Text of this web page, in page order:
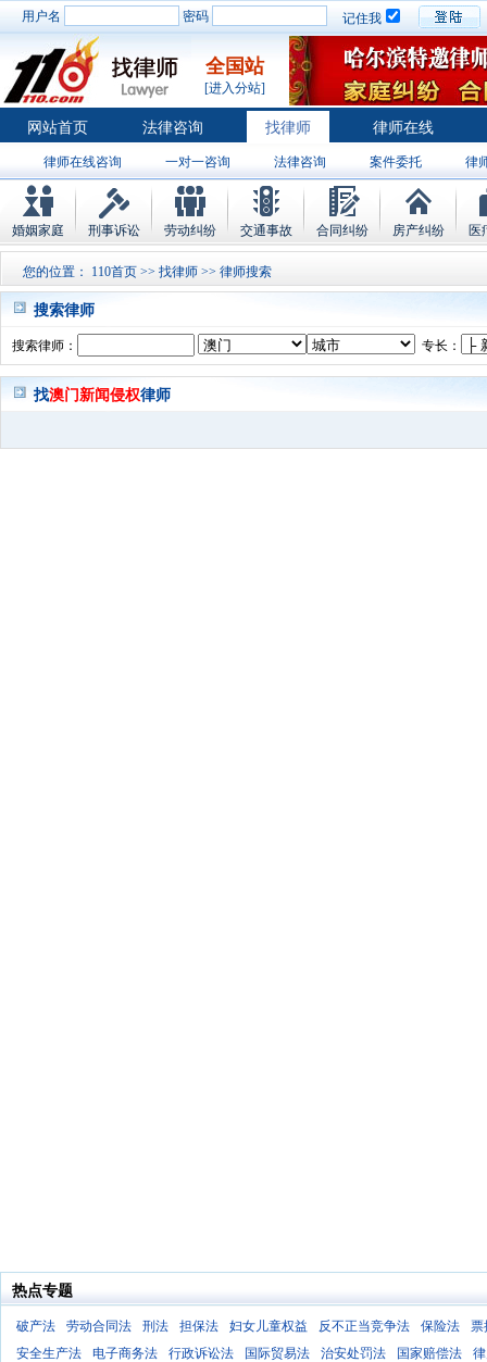
用户名 密码 记住我
全国站
[进入分站]
网站首页 法律咨询 找律师 律师在线
律师在线咨询 一对一咨询 法律咨询 案件委托 律
婚姻家庭 刑事诉讼 劳动纠纷 交通事故 合同纠纷 房产纠纷 医
您的位置： 110首页 >> 找律师 >> 律师搜索
搜索律师
搜索律师： 专长：
找澳门新闻侵权律师
热点专题
破产法 劳动合同法 刑法 担保法 妇女儿童权益 反不正当竞争法 保险法
票
安全生产法
电子商务法 行政诉讼法 国际贸易法 治安处罚法 国家赔偿法